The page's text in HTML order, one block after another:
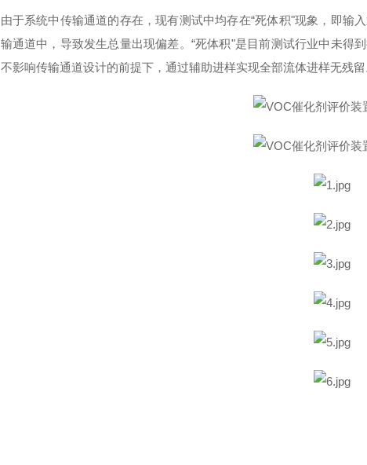
由于系统中传输通道的存在，现有测试中均存在“死体积"现象，即输
输通道中，导致发生总量出现偏差。“死体积"是目前测试行业中未得
不影响传输通道设计的前提下，通过辅助进样实现全部流体进样无残留